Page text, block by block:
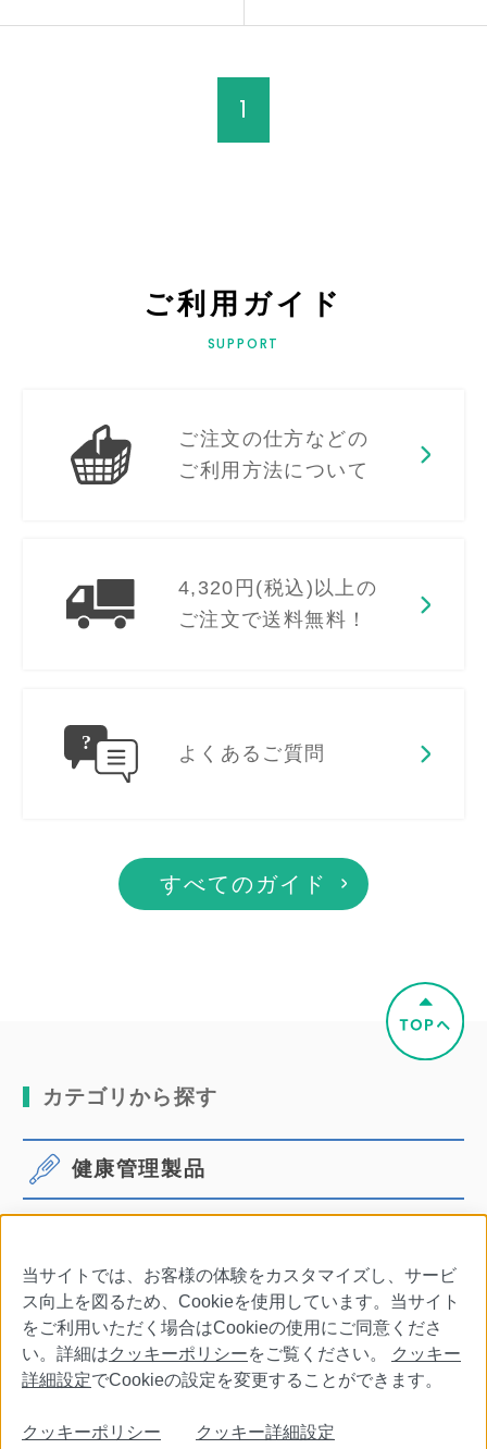
1
ご利用ガイド
SUPPORT
ご注文の仕方などの
ご利用方法について
4,320円(税込)以上の
ご注文で送料無料！
よくあるご質問
すべてのガイド
カテゴリから探す
健康管理製品
口腔ケア その他商品・別売品
個人情報保護について クッキーポリシー
当サイトでは、お客様の体験をカスタマイズし、サービ
ス向上を図るため、Cookieを使用しています。当サイト
をご利用いただく場合はCookieの使用にご同意くださ
い。詳細はクッキーポリシーをご覧ください。
クッキー
詳細設定でCookieの設定を変更することができます。
クッキーポリシー クッキー詳細設定